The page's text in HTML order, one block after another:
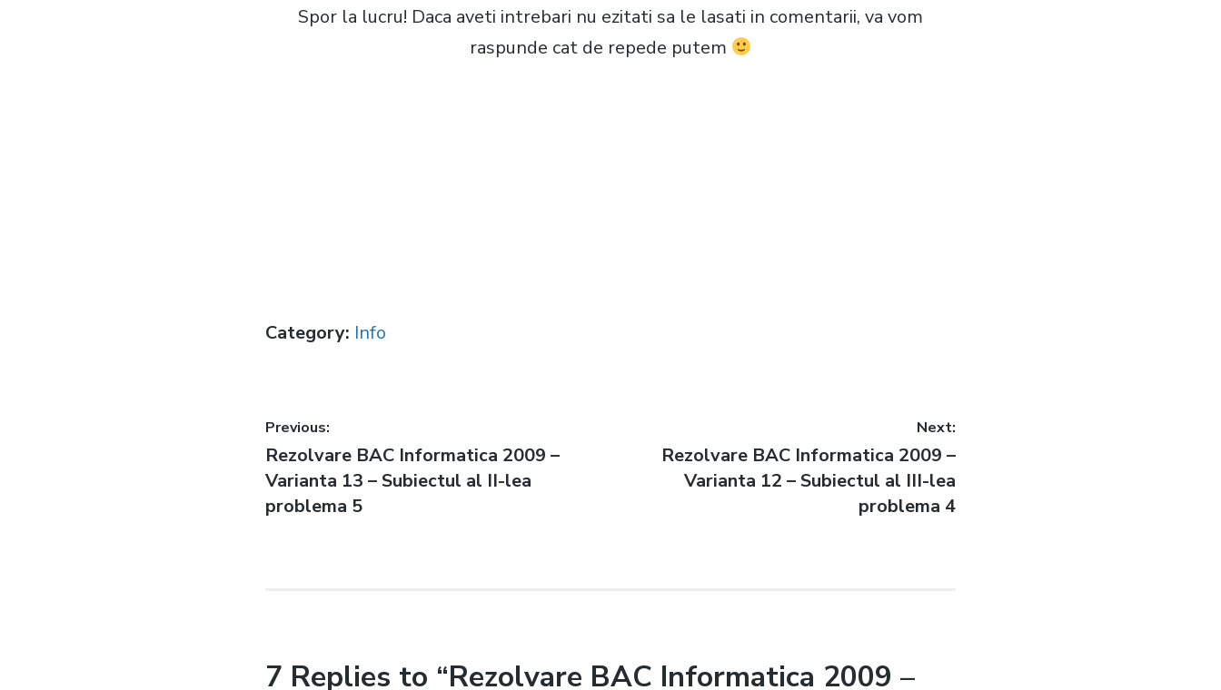
Spor la lucru! Daca aveti intrebari nu ezitati sa le lasati in comentarii, va vom
raspunde cat de repede putem
Category: Info
Post
navigation
Previous:
Previous
post:
Rezolvare BAC Informatica 2009 –
Varianta 13 – Subiectul al II-lea
problema 5
Next:
Next
post:
Rezolvare BAC Informatica 2009 –
Varianta 12 – Subiectul al III-lea
problema 4
7 Replies to “Rezolvare BAC Informatica 2009 –